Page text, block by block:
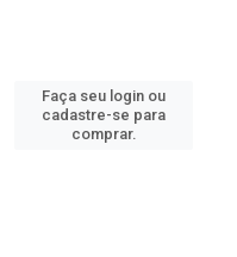
Faça seu login ou
cadastre-se para
comprar.